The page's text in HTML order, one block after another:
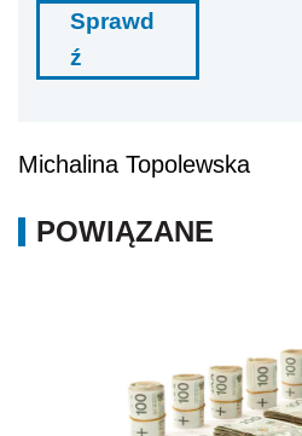
Sprawd
ź
Michalina Topolewska
POWIĄZANE